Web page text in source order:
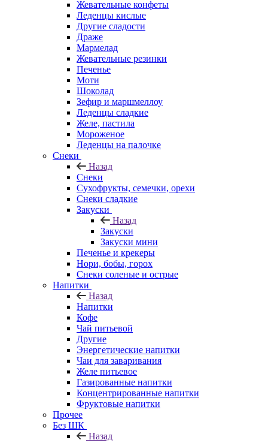
Жевательные конфеты
Леденцы кислые
Другие сладости
Драже
Мармелад
Жевательные резинки
Печенье
Моти
Шоколад
Зефир и маршмеллоу
Леденцы сладкие
Желе, пастила
Мороженое
Леденцы на палочке
Снеки
Назад
Снеки
Сухофрукты, семечки, орехи
Снеки сладкие
Закуски
Назад
Закуски
Закуски мини
Печенье и крекеры
Нори, бобы, горох
Снеки соленые и острые
Напитки
Назад
Напитки
Кофе
Чай питьевой
Другие
Энергетические напитки
Чаи для заваривания
Желе питьевое
Газированные напитки
Концентрированные напитки
Фруктовые напитки
Прочее
Без ШК
Назад